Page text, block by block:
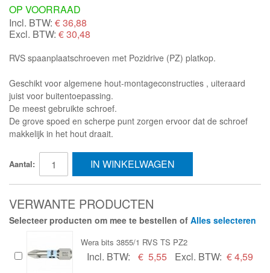
OP VOORRAAD
Incl. BTW: €36,88
Excl. BTW: € 30,48
RVS spaanplaatschroeven met Pozidrive (PZ) platkop.
Geschikt voor algemene hout-montageconstructies , uiteraard
juist voor buitentoepassing.
De meest gebruikte schroef.
De grove spoed en scherpe punt zorgen ervoor dat de schroef
makkelijk in het hout draait.
Aantal: IN WINKELWAGEN
VERWANTE PRODUCTEN
Selecteer producten om mee te bestellen of Alles selecteren
Wera bits 3855/1 RVS TS PZ2
Incl. BTW: € 5,55 Excl. BTW: € 4,59